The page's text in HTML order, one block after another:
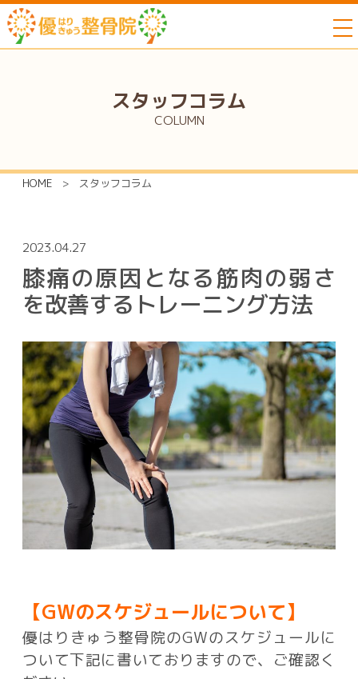
スタッフコラム
COLUMN
HOME > スタッフコラム
2023.04.27
膝痛の原因となる筋肉の弱さ
を改善するトレーニング方法
【GWのスケジュールについて】
優はりきゅう整骨院のGWのスケジュールに
ついて下記に書いておりますので、ご確認く